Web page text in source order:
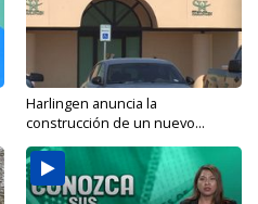
Harlingen anuncia la
construcción de un nuevo...